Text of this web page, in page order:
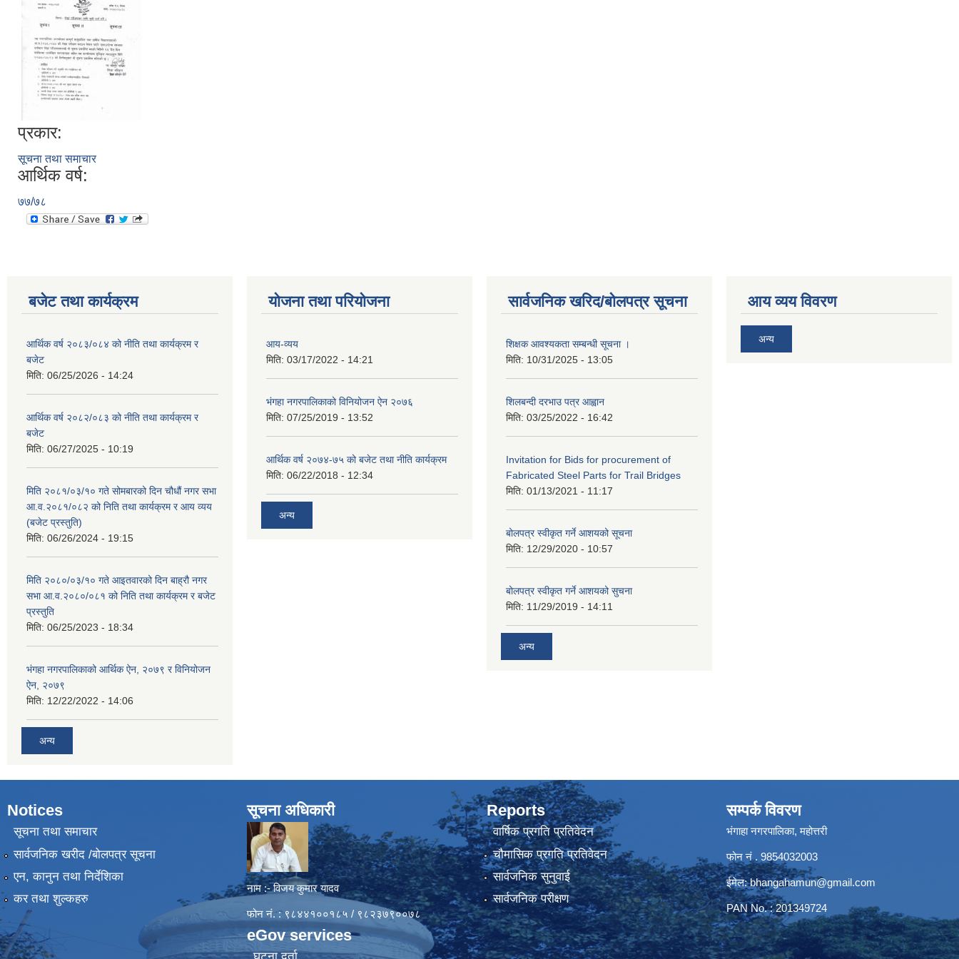
प्रकार:
सूचना तथा समाचार
आर्थिक वर्ष:
७७/७८
बजेट तथा कार्यक्रम
आर्थिक वर्ष २०८३/०८४ को नीति तथा कार्यक्रम र
बजेट
मिति: 06/25/2026 - 14:24
आर्थिक वर्ष २०८२/०८३ को नीति तथा कार्यक्रम र
बजेट
मिति: 06/27/2025 - 10:19
मिति २०८१/०३/१० गते सोमबारको दिन चौधौं नगर सभा
आ.व.२०८१/०८२ को निति तथा कार्यक्रम र आय व्यय
(बजेट प्रस्तुति)
मिति: 06/26/2024 - 19:15
मिति २०८०/०३/१० गते आइतवारको दिन बाह्रौ नगर
सभा आ.व.२०८०/०८१ को निति तथा कार्यक्रम र बजेट
प्रस्तुति
मिति: 06/25/2023 - 18:34
भंगहा नगरपालिकाको आर्थिक ऐन, २०७९ र विनियोजन
ऐन, २०७९
मिति: 12/22/2022 - 14:06
अन्य
योजना तथा परियोजना
आय-व्यय
मिति: 03/17/2022 - 14:21
भंगहा नगरपालिकाको विनियोजन ऐन २०७६
मिति: 07/25/2019 - 13:52
आर्थिक वर्ष २०७४-७५ को बजेट तथा नीति कार्यक्रम
मिति: 06/22/2018 - 12:34
अन्य
सार्वजनिक खरिद/बोलपत्र सूचना
शिक्षक आवश्यकता सम्बन्धी सूचना ।
मिति: 10/31/2025 - 13:05
शिलबन्दी दरभाउ पत्र आह्वान
मिति: 03/25/2022 - 16:42
Invitation for Bids for procurement of
Fabricated Steel Parts for Trail Bridges
मिति: 01/13/2021 - 11:17
बोलपत्र स्वीकृत गर्ने आशयको सूचना
मिति: 12/29/2020 - 10:57
बोलपत्र स्वीकृत गर्ने आशयको सुचना
मिति: 11/29/2019 - 14:11
अन्य
आय व्यय विवरण
अन्य
Notices
सूचना तथा समाचार
सार्वजनिक खरीद /बोलपत्र सूचना
एन, कानुन तथा निर्देशिका
कर तथा शुल्कहरु
सूचना अधिकारी
नाम :- विजय कुमार यादव
फोन नं. : ९८४४१००१८५ / ९८२३७९००७८
eGov services
Reports
वार्षिक प्रगति प्रतिवेदन
चौमासिक प्रगति प्रतिवेदन
सार्वजनिक सुनुवाई
सार्वजनिक परीक्षण
सम्पर्क विवरण
भंगाहा नगरपालिका, महोत्तरी
फोन नं . 9854032003
ईमेल:bhangahamun@gmail.com
PAN No. : 201349724